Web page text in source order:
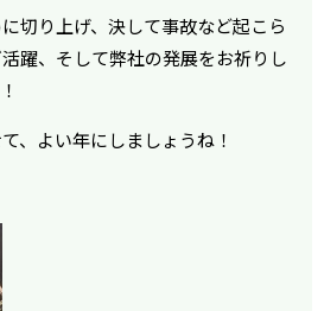
切り上げ、決して事故など起こら
躍、そして弊社の発展をお祈りし
、よい年にしましょうね！